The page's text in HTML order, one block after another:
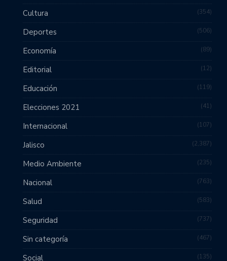
Cultura 354
Deportes 506
Economía 89
Editorial 12
Educación 119
Elecciones 2021 41
Internacional 107
Jalisco 2,387
Medio Ambiente 235
Nacional 763
Salud 583
Seguridad 737
Sin categoría 467
Social 135